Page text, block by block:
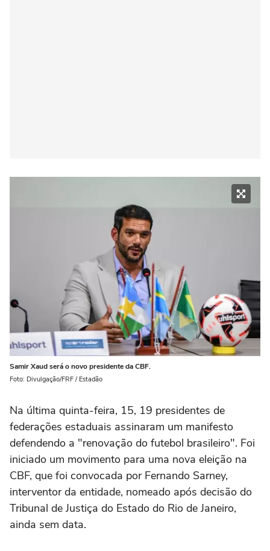
Samir Xaud será o novo presidente da CBF.
Foto: Divulgação/FRF / Estadão
Na última quinta-feira, 15, 19 presidentes de
federações estaduais assinaram um manifesto
defendendo a "renovação do futebol brasileiro". Foi
iniciado um movimento para uma nova eleição na
CBF, que foi convocada por Fernando Sarney,
interventor da entidade, nomeado após decisão do
Tribunal de Justiça do Estado do Rio de Janeiro,
ainda sem data.